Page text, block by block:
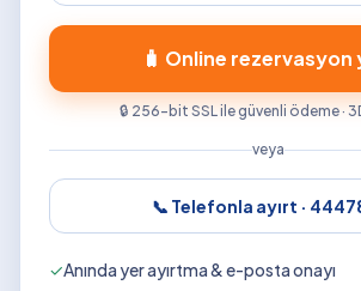
🧳 Online rezervasyon
🔒 256-bit SSL ile güvenli ödeme ·
veya
📞 Telefonla ayırt ·
✓Anında yer ayırtma & e-posta onayı